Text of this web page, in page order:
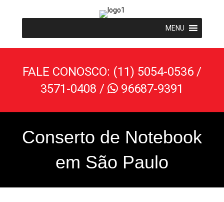
MENU
FALE CONOSCO: (11) 5054-0536 /
3571-0408 /  96687-9391
Conserto de Notebook
em São Paulo